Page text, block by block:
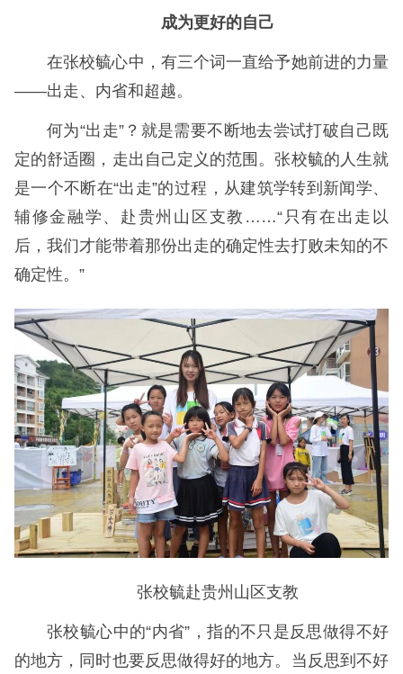
成为更好的自己
在张校毓心中，有三个词一直给予她前进的力量
——出走、内省和超越。
何为“出走”？就是需要不断地去尝试打破自己既
定的舒适圈，走出自己定义的范围。张校毓的人生就
是一个不断在“出走”的过程，从建筑学转到新闻学、
辅修金融学、赴贵州山区支教……“只有在出走以
后，我们才能带着那份出走的确定性去打败未知的不
确定性。”
张校毓赴贵州山区支教
张校毓心中的“内省”，指的不只是反思做得不好
的地方，同时也要反思做得好的地方。当反思到不好